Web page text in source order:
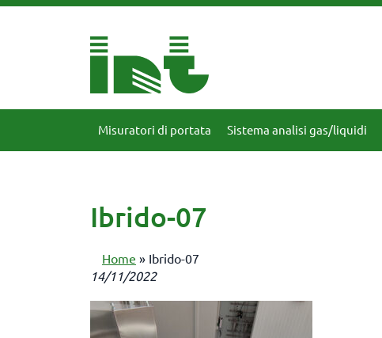
Misuratori di portata Sistema analisi gas/liquidi
Ibrido-07
Home » Ibrido-07
14/11/2022